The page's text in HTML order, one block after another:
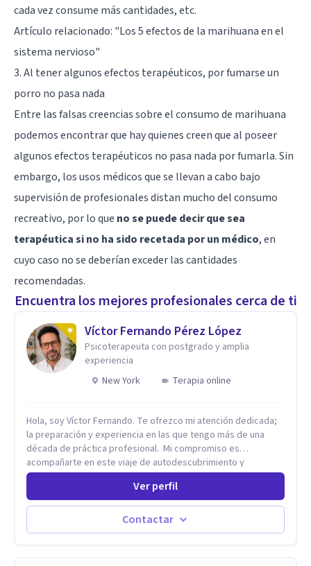
cada vez consume más cantidades, etc.
Artículo relacionado: "Los 5 efectos de la marihuana en el
sistema nervioso"
3. Al tener algunos efectos terapéuticos, por fumarse un
porro no pasa nada
Entre las falsas creencias sobre el consumo de marihuana
podemos encontrar que hay quienes creen que al poseer
algunos efectos terapéuticos no pasa nada por fumarla. Sin
embargo, los usos médicos que se llevan a cabo bajo
supervisión de profesionales distan mucho del consumo
recreativo, por lo que no se puede decir que sea
terapéutica si no ha sido recetada por un médico, en
cuyo caso no se deberían exceder las cantidades
recomendadas.
Encuentra los mejores profesionales cerca de ti
Víctor Fernando Pérez López
Psicoterapeuta con postgrado y amplia
experiencia
New York
Terapia online
Hola, soy Víctor Fernando. Te ofrezco mi atención dedicada;
la preparación y experiencia en las que tengo más de una
década de práctica profesional. Mi compromiso es
acompañarte en este viaje de autodescubrimiento y
crecimiento con soluciones eficaces. Juntos, abriremos
"ventanas de confianza" donde podrás expresarte sin miedo
a ser juzgada ni juzgado. Este proceso te permitirá
transformar el dolor en crecimiento, construir relaciones más
sanas y conscientes, y vivir una vida con mayor plenitud.
Ver perfil
Contactar